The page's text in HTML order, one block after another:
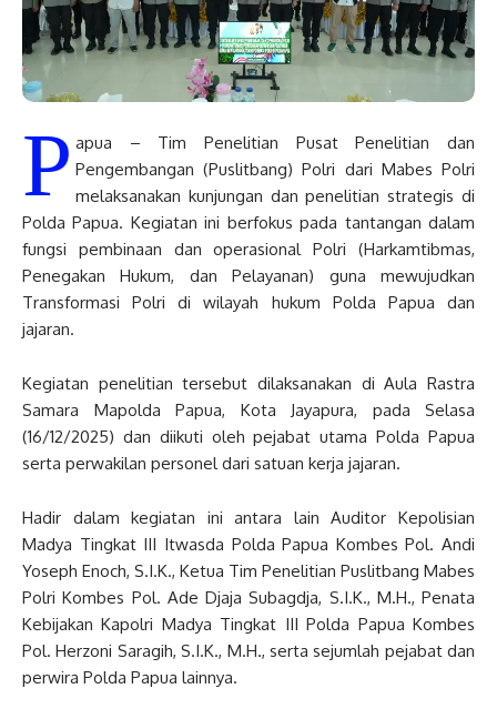
P apua – Tim Penelitian Pusat Penelitian dan
Pengembangan (Puslitbang) Polri dari Mabes Polri
melaksanakan kunjungan dan penelitian strategis di
Polda Papua. Kegiatan ini berfokus pada tantangan dalam
fungsi pembinaan dan operasional Polri (Harkamtibmas,
Penegakan Hukum, dan Pelayanan) guna mewujudkan
Transformasi Polri di wilayah hukum Polda Papua dan
jajaran.
Kegiatan penelitian tersebut dilaksanakan di Aula Rastra
Samara Mapolda Papua, Kota Jayapura, pada Selasa
(16/12/2025) dan diikuti oleh pejabat utama Polda Papua
serta perwakilan personel dari satuan kerja jajaran.
Hadir dalam kegiatan ini antara lain Auditor Kepolisian
Madya Tingkat III Itwasda Polda Papua Kombes Pol. Andi
Yoseph Enoch, S.I.K., Ketua Tim Penelitian Puslitbang Mabes
Polri Kombes Pol. Ade Djaja Subagdja, S.I.K., M.H., Penata
Kebijakan Kapolri Madya Tingkat III Polda Papua Kombes
Pol. Herzoni Saragih, S.I.K., M.H., serta sejumlah pejabat dan
perwira Polda Papua lainnya.